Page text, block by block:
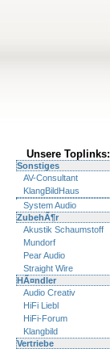
Unsere Toplinks:
Sonstiges
AV-Consultant
KlangBildHaus
System Audio
ZubehÃ¶r
Akustik Schaumstoff
Mundorf
Pear Audio
Straight Wire
HÃ¤ndler
Audio Creativ
HiFi Liebl
HiFi-Forum
Klangbild
Vertriebe